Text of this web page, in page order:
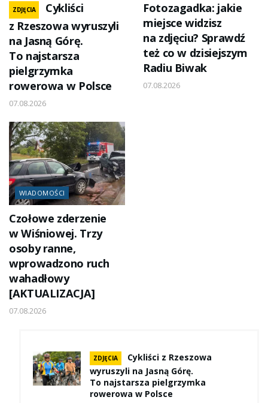
ZDJĘCIA
Cykliści
z Rzeszowa wyruszyli
na Jasną Górę.
To najstarsza
pielgrzymka
rowerowa w Polsce
07.08.2026
Fotozagadka: jakie
miejsce widzisz
na zdjęciu? Sprawdź
też co w dzisiejszym
Radiu Biwak
07.08.2026
WIADOMOŚCI
Czołowe zderzenie
w Wiśniowej. Trzy
osoby ranne,
wprowadzono ruch
wahadłowy
[AKTUALIZACJA]
07.08.2026
ZDJĘCIA
Cykliści z Rzeszowa
wyruszyli na Jasną Górę.
To najstarsza pielgrzymka
rowerowa w Polsce